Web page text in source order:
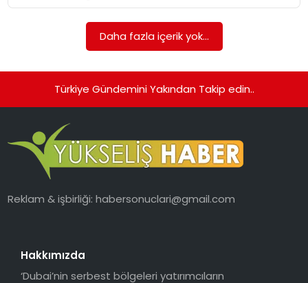
Daha fazla içerik yok...
Türkiye Gündemini Yakından Takip edin..
Reklam & işbirliği:habersonuclari@gmail.com
Hakkımızda
‘Dubai’nin serbest bölgeleri yatırımcıların